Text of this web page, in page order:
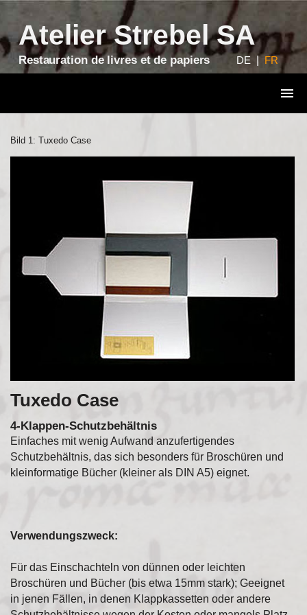
Atelier Strebel SA
Restauration de livres et de papiers DE | FR
Bild 1: Tuxedo Case
Tuxedo Case
4-Klappen-Schutzbehältnis
Einfaches mit wenig Aufwand anzufertigendes
Schutzbehältnis, das sich besonders für Broschüren und
kleinformatige Bücher (kleiner als DIN A5) eignet.
Verwendungszweck:
Für das Einschachteln von dünnen oder leichten
Broschüren und Bücher (bis etwa 15mm stark); Geeignet
in jenen Fällen, in denen Klappkassetten oder andere